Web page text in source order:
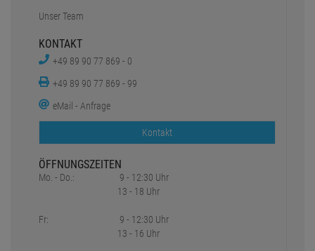
Unser Team
KONTAKT
+49 89 90 77 869 - 0
+49 89 90 77 869 - 99
eMail - Anfrage
Kontakt
ÖFFNUNGSZEITEN
Mo. - Do.:
Fr:
9 - 12:30 Uhr
13 - 18 Uhr
9 - 12:30 Uhr
13 - 16 Uhr